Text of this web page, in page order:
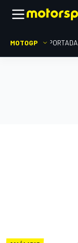
MOTOGP PORTADA